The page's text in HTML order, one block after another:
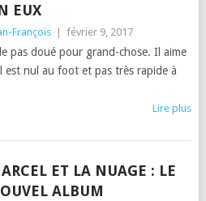
EUX
François février 9, 2017
pas doué pour grand-chose. Il aime
est nul au foot et pas très rapide à
Lire plus
ET LA NUAGE : LE
ALBUM